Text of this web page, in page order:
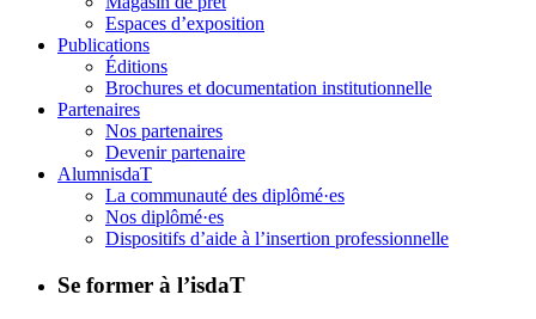
Espaces d’exposition
Publications
Éditions
Brochures et documentation institutionnelle
Partenaires
Nos partenaires
Devenir partenaire
AlumnisdaT
La communauté des diplômé·es
Nos diplômé·es
Dispositifs d’aide à l’insertion professionnelle
Se former à l’isdaT